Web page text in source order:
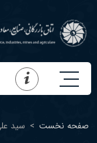
صفحه نخست > سید